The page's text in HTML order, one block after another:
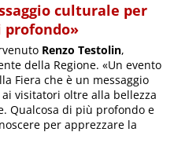
culturale per
profondo»
Renzo Testolin,
della Regione. «Un evento
Fiera che è un messaggio
visitatori oltre alla bellezza
Qualcosa di più profondo e
per apprezzare la